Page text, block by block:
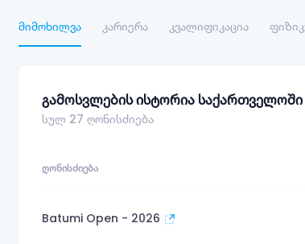
მიმოხილვა კარიერა კვალიფიკაცია
გამოსვლების ისტორია საქართველოში
სულ 27 ღონისძიება
ᲦᲝᲜᲘᲡᲫᲘᲔᲑᲐ
Batumi Open - 2026